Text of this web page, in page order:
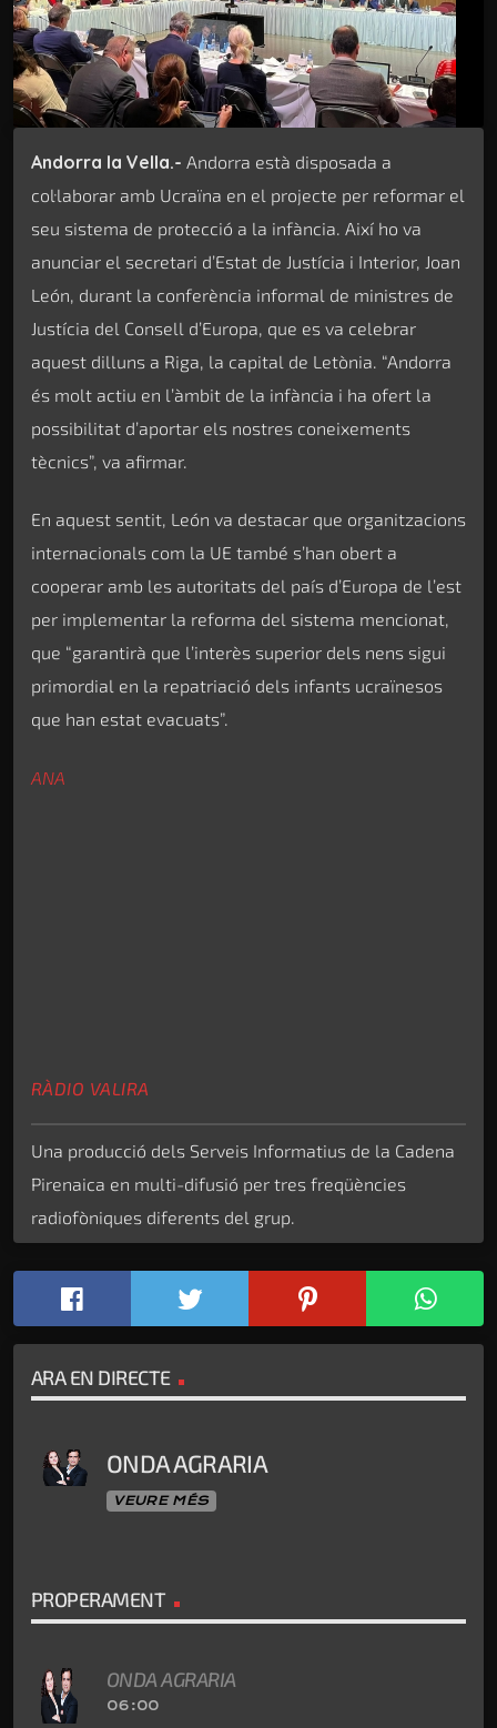
Andorra la Vella.- Andorra està disposada a
col·laborar amb Ucraïna en el projecte per reformar el
seu sistema de protecció a la infància. Així ho va
anunciar el secretari d’Estat de Justícia i Interior, Joan
León, durant la conferència informal de ministres de
Justícia del Consell d’Europa, que es va celebrar
aquest dilluns a Riga, la capital de Letònia. “Andorra
és molt actiu en l’àmbit de la infància i ha ofert la
possibilitat d’aportar els nostres coneixements
tècnics”, va afirmar.
En aquest sentit, León va destacar que organitzacions
internacionals com la UE també s’han obert a
cooperar amb les autoritats del país d’Europa de l’est
per implementar la reforma del sistema mencionat,
que “garantirà que l’interès superior dels nens sigui
primordial en la repatriació dels infants ucraïnesos
que han estat evacuats”.
ANA
RÀDIO VALIRA
Una producció dels Serveis Informatius de la Cadena
Pirenaica en multi-difusió per tres freqüències
radiofòniques diferents del grup.
ARA EN DIRECTE
ONDA AGRARIA
VEURE MÉS
PROPERAMENT
ONDA AGRARIA
06:00